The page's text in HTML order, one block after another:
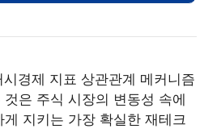
경제 지표 상관관계 메커니즘
은 주식 시장의 변동성 속에
지키는 가장 확실한 재테크